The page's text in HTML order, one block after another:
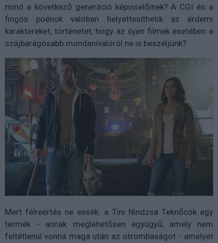
mind a következő generáció képviselőinek? A CGI és a
fingós poénok valóban helyettesíthetik az érdemi
karaktereket, történetet, hogy az ilyen filmek esetében a
szájbarágósabb mondanivalóról ne is beszéljünk?
Mert félreértés ne essék: a Tini Nindzsa Teknőcök egy
termék - annak meglehetősen együgyű, amely nem
feltétlenül vonná maga után az otrombaságot - amelyet